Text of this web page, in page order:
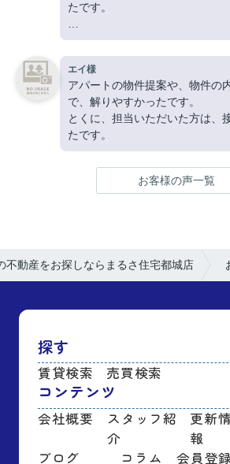
たです。
ありがとうございました。
エイ様
アパートの物件提案や、物件の
で、解りやすかったです。
とくに、担当いただいた方は、
たです。
お客様の声一覧
不動産をお探しならまるさ住宅都城店
探す
賃貸検索 売買検索
コンテンツ
会社概要
スタッフ紹
介
更新情
報
ブログ
コラム 会員登録